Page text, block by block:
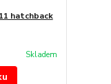
hatchback
Skladem